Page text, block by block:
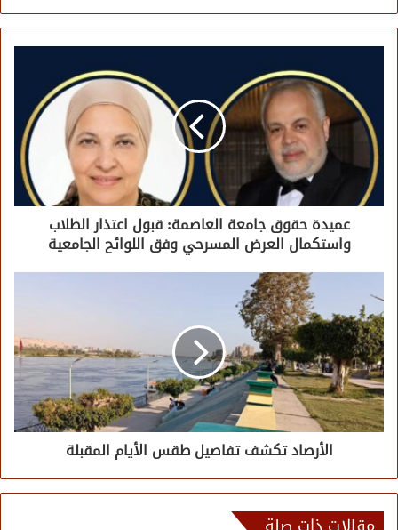
عميدة حقوق جامعة العاصمة: قبول اعتذار الطلاب
واستكمال العرض المسرحي وفق اللوائح الجامعية
الأرصاد تكشف تفاصيل طقس الأيام المقبلة